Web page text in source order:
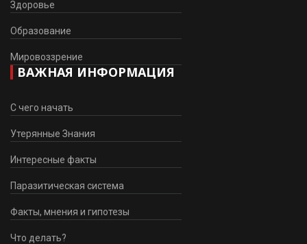
Здоровье
Образование
Мировоззрение
ВАЖНАЯ ИНФОРМАЦИЯ
С чего начать
Утерянные Знания
Интересные факты
Паразитическая система
Факты, мнения и гипотезы
Что делать?